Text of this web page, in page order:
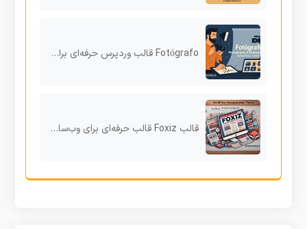
Fotógrafo قالب وردپرس حرفه‌ای برای عکاسان و فیلم‌برداران خلاق
قالب Foxiz قالب حرفه‌ای برای وب‌سایت‌های خبری و مجله‌ای